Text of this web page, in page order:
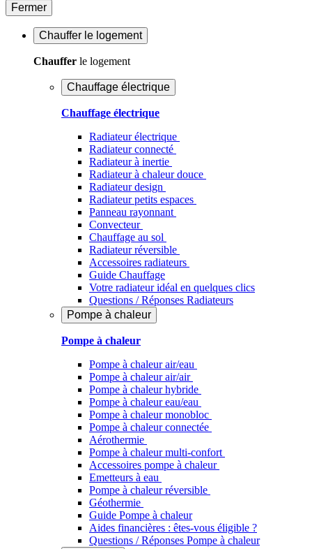
Fermer
Chauffer le logement
Chauffer le logement
Chauffage électrique
Chauffage électrique
Radiateur électrique
Radiateur connecté
Radiateur à inertie
Radiateur à chaleur douce
Radiateur design
Radiateur petits espaces
Panneau rayonnant
Convecteur
Chauffage au sol
Radiateur réversible
Accessoires radiateurs
Guide Chauffage
Votre radiateur idéal en quelques clics
Questions / Réponses Radiateurs
Pompe à chaleur
Pompe à chaleur
Pompe à chaleur air/eau
Pompe à chaleur air/air
Pompe à chaleur hybride
Pompe à chaleur​ eau/eau
Pompe à chaleur monobloc
Pompe à chaleur connectée
Aérothermie
Pompe à chaleur multi-confort
Accessoires pompe à chaleur
Emetteurs à eau
Pompe à chaleur réversible
Géothermie
Guide Pompe à chaleur
Aides financières : êtes-vous éligible ?
Questions / Réponses Pompe à chaleur